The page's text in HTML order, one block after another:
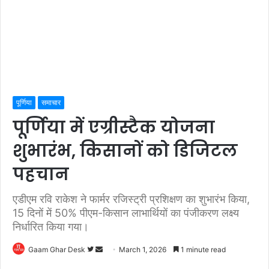
पूर्णिया समाचार
पूर्णिया में एग्रीस्टैक योजना
शुभारंभ, किसानों को डिजिटल
पहचान
एडीएम रवि राकेश ने फार्मर रजिस्ट्री प्रशिक्षण का शुभारंभ किया,
15 दिनों में 50% पीएम-किसान लाभार्थियों का पंजीकरण लक्ष्य
निर्धारित किया गया।
Gaam Ghar Desk
Follow
Send March 1, 2026 1 minute read